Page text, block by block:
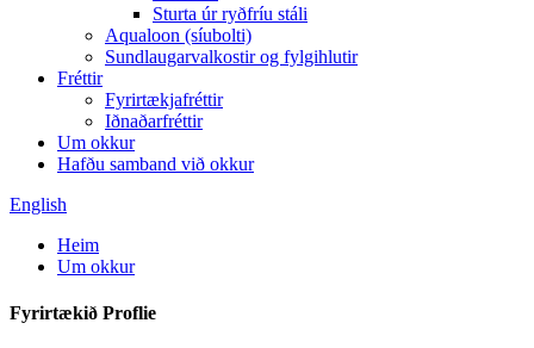
Sturta úr ryðfríu stáli
Aqualoon (síubolti)
Sundlaugarvalkostir og fylgihlutir
Fréttir
Fyrirtækjafréttir
Iðnaðarfréttir
Um okkur
Hafðu samband við okkur
English
Heim
Um okkur
Fyrirtækið Proflie